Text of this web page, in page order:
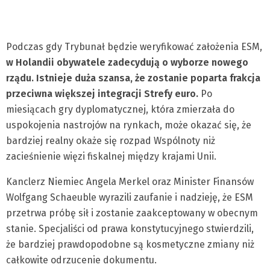
Podczas gdy Trybunał będzie weryfikować założenia ESM,
w Holandii obywatele zadecydują o wyborze nowego
rządu. Istnieje duża szansa, że zostanie poparta frakcja
przeciwna większej integracji Strefy euro. Po
miesiącach gry dyplomatycznej, która zmierzała do
uspokojenia nastrojów na rynkach, może okazać się, że
bardziej realny okaże się rozpad Wspólnoty niż
zacieśnienie więzi fiskalnej między krajami Unii.
Kanclerz Niemiec Angela Merkel oraz Minister Finansów
Wolfgang Schaeuble wyrazili zaufanie i nadzieję, że ESM
przetrwa próbę sił i zostanie zaakceptowany w obecnym
stanie. Specjaliści od prawa konstytucyjnego stwierdzili,
że bardziej prawdopodobne są kosmetyczne zmiany niż
całkowite odrzucenie dokumentu.